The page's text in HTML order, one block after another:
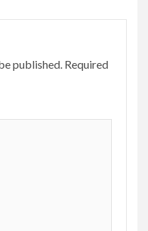
published. Required